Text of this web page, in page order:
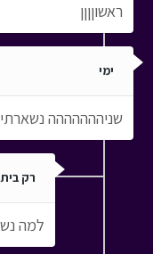
ראשוןןןן
ימי
שניההההההה
רק
למה